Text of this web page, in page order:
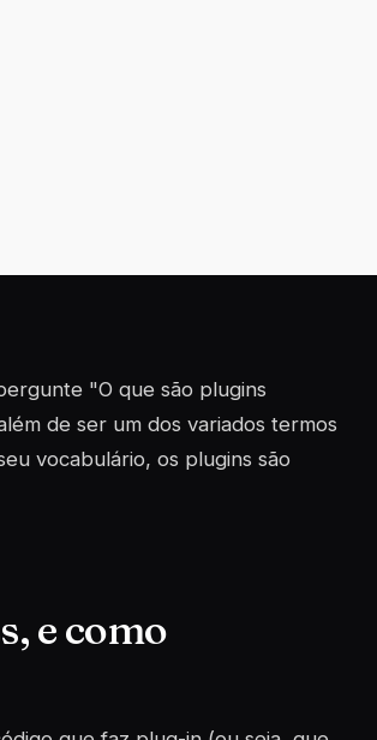
"O que são plugins
de ser um dos variados termos
vocabulário, os plugins são
e como